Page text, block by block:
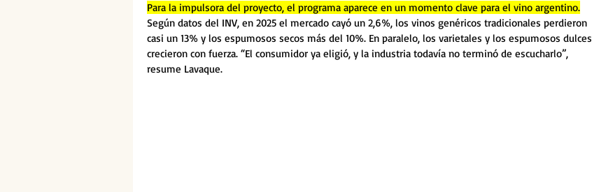
Para la impulsora del proyecto, el programa aparece en un momento clave para el vino argentino.
Según datos del INV, en 2025 el mercado cayó un 2,6%, los vinos genéricos tradicionales perdieron
casi un 13% y los espumosos secos más del 10%. En paralelo, los varietales y los espumosos dulces
crecieron con fuerza. “El consumidor ya eligió, y la industria todavía no terminó de escucharlo”,
resume Lavaque.